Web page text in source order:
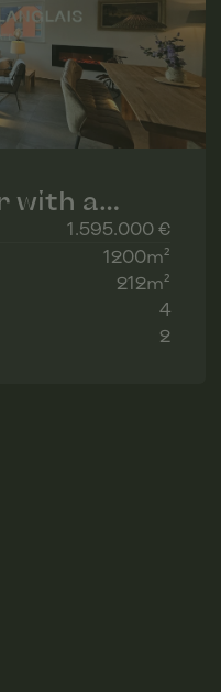
with a
1.595.000 €
1200m²
212m²
4
2